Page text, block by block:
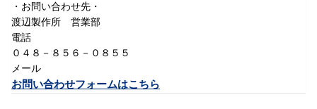
・お問い合わせ先・
渡辺製作所 営業部
電話
０４８－８５６－０８５５
メール
お問い合わせフォームはこちら